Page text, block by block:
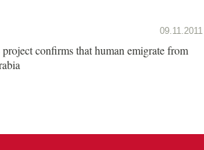
09.11.2011
confirms that human emigrate from